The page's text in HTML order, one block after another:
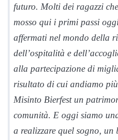
futuro. Molti dei ragazzi
mosso qui i primi passi
affermati nel mondo della
dell’ospitalità e
alla partecipazione di
risultato di cui andiamo
Misinto Bierfest un
comunità. E oggi siamo
a realizzare quel sogno,